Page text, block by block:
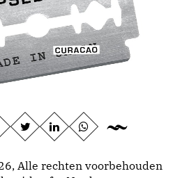
Alle rechten voorbehouden